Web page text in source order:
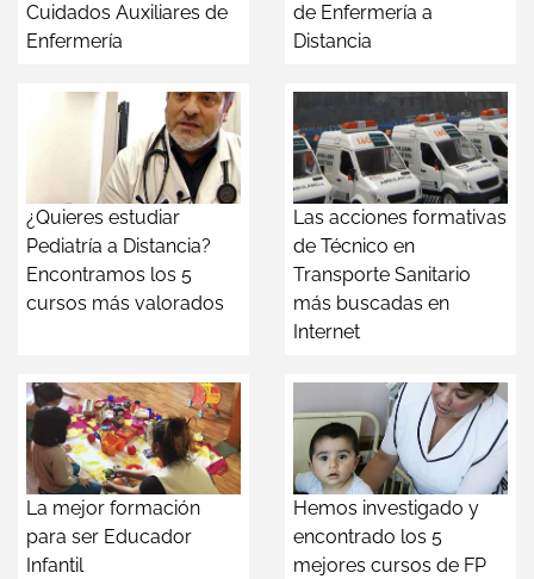
Cuidados Auxiliares de
Enfermería
de Enfermería a
Distancia
¿Quieres estudiar
Pediatría a Distancia?
Encontramos los 5
cursos más valorados
Las acciones formativas
de Técnico en
Transporte Sanitario
más buscadas en
Internet
La mejor formación
para ser Educador
Infantil
Hemos investigado y
encontrado los 5
mejores cursos de FP